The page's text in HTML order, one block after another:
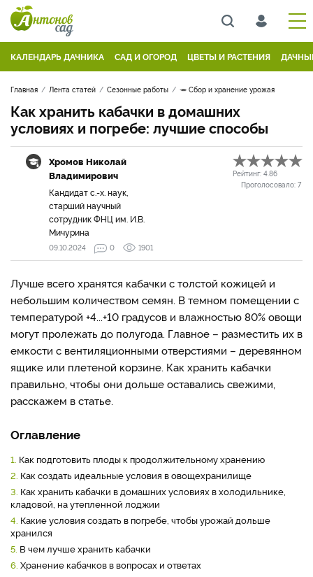
КАЛЕНДАРЬ ДАЧНИКА САД И ОГОРОД ЦВЕТЫ И РАСТЕНИЯ
Главная Лента статей Сезонные работы 🥕 Сбор и хранение урожая
Как хранить кабачки в домашних
условиях и погребе: лучшие способы
Хромов Николай
Владимирович
Кандидат с.-х. наук,
старший научный
сотрудник ФНЦ им. И.В.
Мичурина
Рейтинг: 4.86
Проголосовало: 7
09.10.2024 0 1901
Лучше всего хранятся кабачки с толстой кожицей и
небольшим количеством семян. В темном помещении с
температурой +4...+10 градусов и влажностью 80% овощи
могут пролежать до полугода. Главное – разместить их в
емкости с вентиляционными отверстиями – деревянном
ящике или плетеной корзине. Как хранить кабачки
правильно, чтобы они дольше оставались свежими,
расскажем в статье.
Оглавление
1. Как подготовить плоды к продолжительному хранению
2. Как создать идеальные условия в овощехранилище
3. Как хранить кабачки в домашних условиях в холодильнике,
кладовой, на утепленной лоджии
4. Какие условия создать в погребе, чтобы урожай дольше
хранился
5. В чем лучше хранить кабачки
6. Хранение кабачков в вопросах и ответах